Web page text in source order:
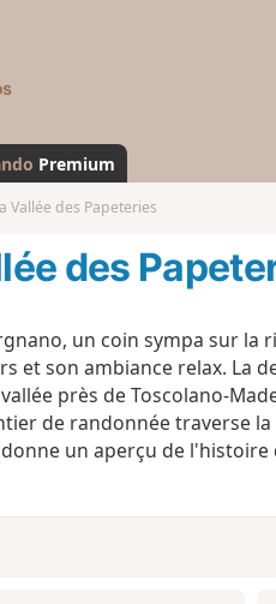
s
a
n
d
Premium
Vallée des Papeteries
des
un coin sympa sur la
et son ambiance relax. La
près de Toscolano-
de randonnée traverse la
un aperçu de